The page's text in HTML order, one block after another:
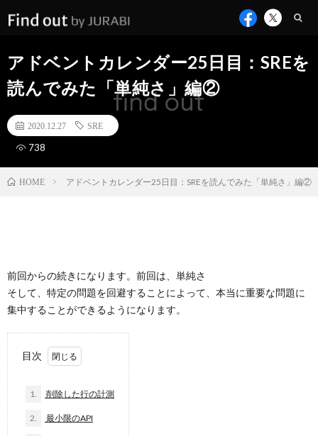
アドベントカレンダー25日目：SREを
読んでみた「単純さ」編②
2020.12.27 SRE
738
HOME アドベントカレンダー25日目：SREを読んでみた「単純さ」編②
前回からの続きになります。前回は、単純さ
そして、特定の問題を回避することによって、本当に重要な問題に
集中することができるようになります。
目次
1. 削除した行の計測
2. 最小限のAPI